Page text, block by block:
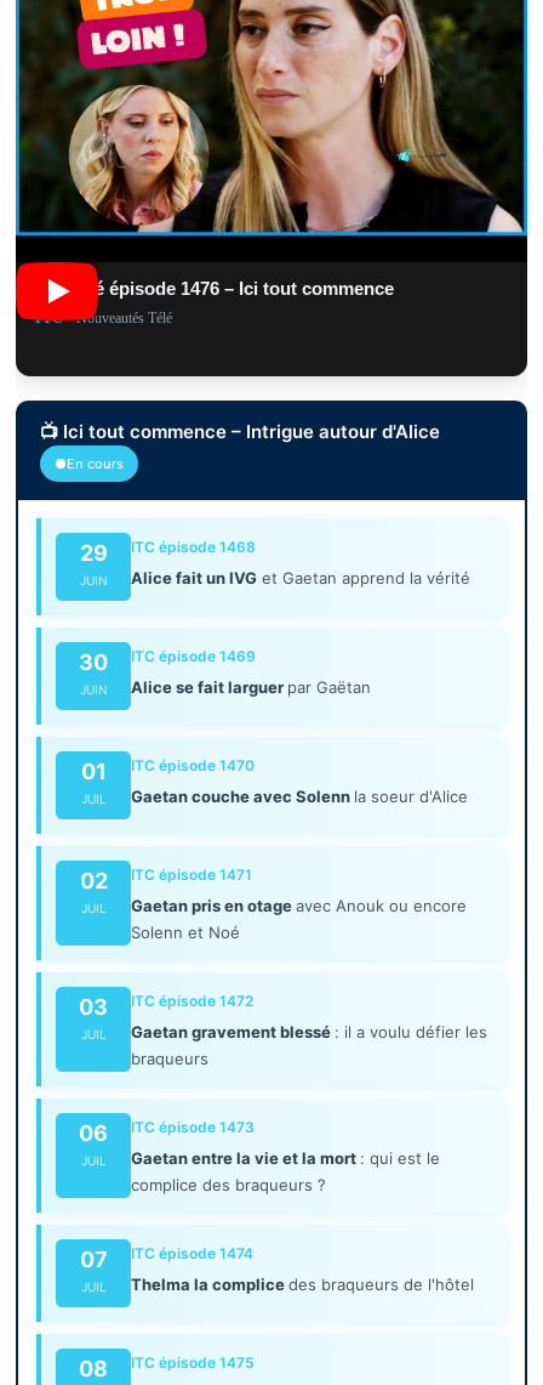
Résumé épisode 1476 – Ici tout commence
ITC• Nouveautés Télé
📺 Ici tout commence – Intrigue autour d'Alice
●En cours
29
JUIN
ITC épisode 1468
Alice fait un IVG et Gaetan apprend la vérité
30
JUIN
ITC épisode 1469
Alice se fait larguer par Gaëtan
01
JUIL
ITC épisode 1470
Gaetan couche avec Solenn la soeur d'Alice
02
JUIL
ITC épisode 1471
Gaetan pris en otageavec Anouk ou encore
Solenn et Noé
03
JUIL
ITC épisode 1472
Gaetan gravement blessé : il a voulu défier les
braqueurs
06
JUIL
ITC épisode 1473
Gaetan entre la vie et la mort : qui est le
complice des braqueurs ?
07
JUIL
ITC épisode 1474
Thelma la complicedes braqueurs de l'hôtel
08 ITC épisode 1475